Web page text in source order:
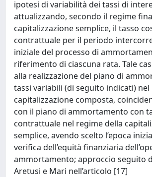
ipotesi di variabilità dei tassi di
attualizzando, secondo il regime
capitalizzazione semplice, il tasso
contrattuale per il periodo
iniziale del processo di
riferimento di ciascuna rata. Tale
alla realizzazione del piano di
tassi variabili (di seguito indicati)
capitalizzazione composta,
con il piano di ammortamento con
contrattuale nel regime della
semplice, avendo scelto l’epoca
verifica dell’equità finanziaria
ammortamento; approccio seguito
Aretusi e Mari nell’articolo [17]